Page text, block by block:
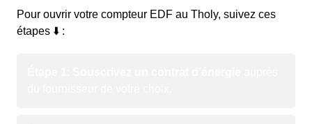
Pour ouvrir votre compteur EDF au Tholy, suivez ces
étapes ⬇️ :